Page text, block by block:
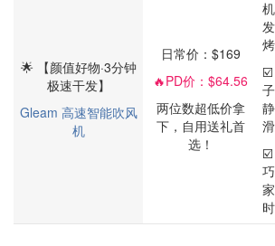
🌟 【颜值好物·3分钟
极速干发】
Gleam 高速智能吹风
机
日常价：$169
🔥PD价：$64.56
两位数超低价拿
下，自用送礼首
选！
☑️
☑️